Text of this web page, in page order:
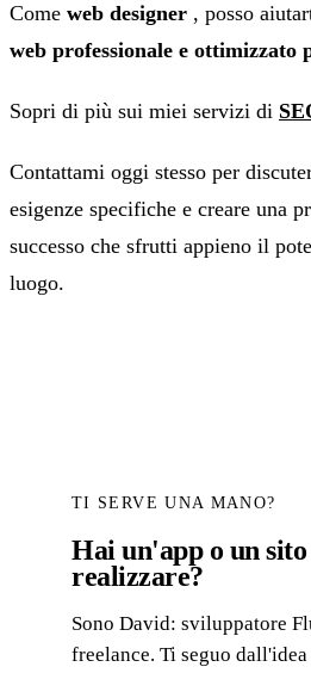
Come web designer , posso
web professionale e ottimizzato
Sopri di più sui miei servizi di
Contattami oggi stesso per
esigenze specifiche e creare una
successo che sfrutti appieno il
luogo.
TI SERVE UNA MANO?
Hai un'app o un sito
realizzare?
Sono David: sviluppatore
freelance. Ti seguo